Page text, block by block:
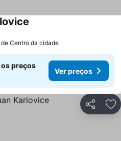
Centro da cidade
os preços
Ver preços
Partilhar